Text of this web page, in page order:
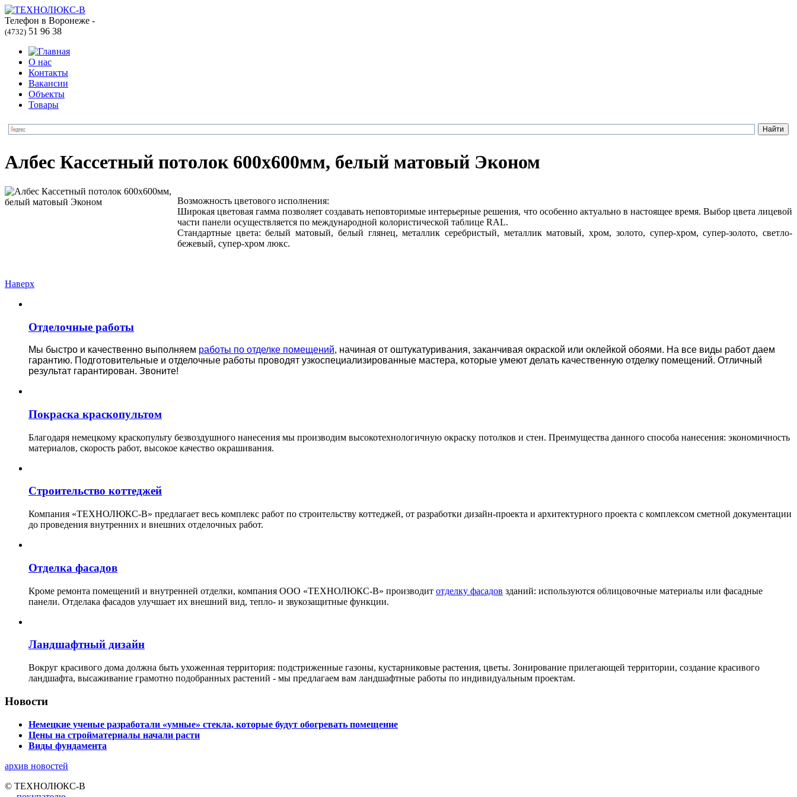
Телефон в Воронеже -
(4732) 51 96 38
О нас
Контакты
Вакансии
Объекты
Товары
Албес Кассетный потолок 600х600мм, белый матовый Эконом
Возможность цветового исполнения:
Широкая цветовая гамма позволяет создавать неповторимые интерьерные решения, что особенно актуально в настоящее время. Выбор цвета лицевой
части панели осуществляется по международной колористической таблице RAL.
Стандартные цвета: белый матовый, белый глянец, металлик серебристый, металлик матовый, хром, золото, супер-хром, супер-золото, светло-
бежевый, супер-хром люкс.
Наверх
Отделочные работы
Мы быстро и качественно выполняем работы по отделке помещений, начиная от оштукатуривания, заканчивая окраской или оклейкой обоями. На все виды работ даем
гарантию. Подготовительные и отделочные работы проводят узкоспециализированные мастера, которые умеют делать качественную отделку помещений. Отличный
результат гарантирован. Звоните!
Покраска краскопультом
Благодаря немецкому краскопульту безвоздушного нанесения мы производим высокотехнологичную окраску потолков и стен. Преимущества данного способа нанесения: экономичность
материалов, скорость работ, высокое качество окрашивания.
Строительство коттеджей
Компания «ТЕХНОЛЮКС-В» предлагает весь комплекс работ по строительству коттеджей, от разработки дизайн-проекта и архитектурного проекта с комплексом сметной документации
до проведения внутренних и внешних отделочных работ.
Отделка фасадов
Кроме ремонта помещений и внутренней отделки, компания ООО «ТЕХНОЛЮКС-В» производит отделку фасадов зданий: используются облицовочные материалы или фасадные
панели. Отделака фасадов улучшает их внешний вид, тепло- и звукозащитные функции.
Ландшафтный дизайн
Вокруг красивого дома должна быть ухоженная территория: подстриженные газоны, кустарниковые растения, цветы. Зонирование прилегающей территории, создание красивого
ландшафта, высаживание грамотно подобранных растений - мы предлагаем вам ландшафтные работы по индивидуальным проектам.
Новости
Немецкие ученые разработали «умные» стекла, которые будут обогревать помещение
Цены на стройматериалы начали расти
Виды фундамента
архив новостей
© ТЕХНОЛЮКС-В